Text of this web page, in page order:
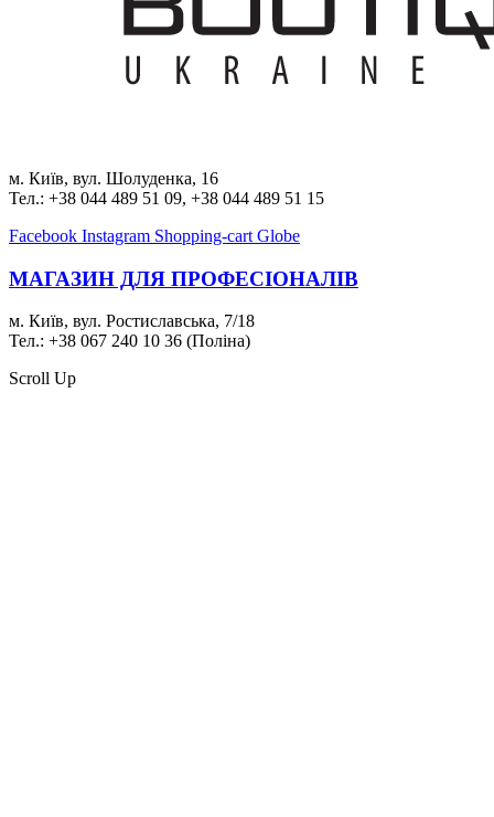
м. Київ, вул. Шолуденка, 16
Тел.: +38 044 489 51 09, +38 044 489 51 15
Facebook Instagram Shopping-cart Globe
МАГАЗИН ДЛЯ ПРОФЕСІОНАЛІВ
м. Київ, вул. Ростиславська, 7/18
Тел.: +38 067 240 10 36 (Поліна)
Scroll Up